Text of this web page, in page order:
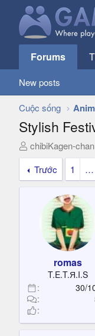
Forums
New posts
Cuộc sống
Stylish
T
h
e
e
r
chibiKagen-chan
Trước
1 …
romas
T.E.T.Я.I.S
30/